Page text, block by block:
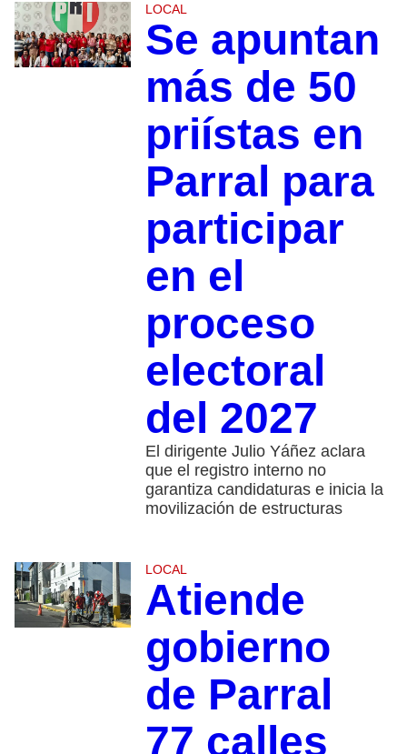
LOCAL
Se apuntan
más de 50
priístas en
Parral para
participar
en el
proceso
electoral
del 2027
El dirigente Julio Yáñez aclara
que el registro interno no
garantiza candidaturas e inicia la
movilización de estructuras
LOCAL
Atiende
gobierno
de Parral
77 calles